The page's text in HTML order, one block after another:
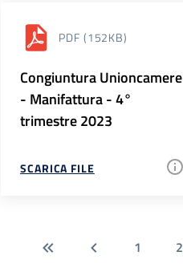
PDF (152KB)
Congiuntura Unioncamere
- Manifattura - 4°
trimestre 2023
SCARICA FILE
1 2